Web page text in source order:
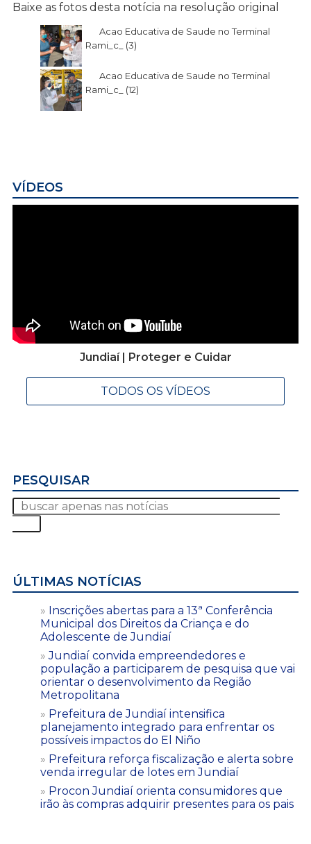
Baixe as fotos desta notícia na resolução original
Acao Educativa de Saude no Terminal
Rami_c_ (3)
Acao Educativa de Saude no Terminal
Rami_c_ (12)
VÍDEOS
Jundiaí | Proteger e Cuidar
TODOS OS VÍDEOS
PESQUISAR
ÚLTIMAS NOTÍCIAS
Inscrições abertas para a 13ª Conferência
Municipal dos Direitos da Criança e do
Adolescente de Jundiaí
Jundiaí convida empreendedores e
população a participarem de pesquisa que vai
orientar o desenvolvimento da Região
Metropolitana
Prefeitura de Jundiaí intensifica
planejamento integrado para enfrentar os
possíveis impactos do El Niño
Prefeitura reforça fiscalização e alerta sobre
venda irregular de lotes em Jundiaí
Procon Jundiaí orienta consumidores que
irão às compras adquirir presentes para os pais